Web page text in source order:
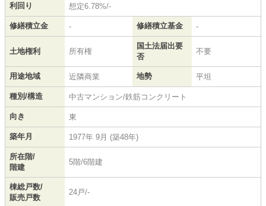
利回り 想定6.78%/-
修繕積立金 - 修繕積立基金 -
土地権利 所有権
国土法届出要
否
不要
用途地域 近隣商業 地勢 平坦
種別/構造 中古マンション/鉄筋コンクリート
向き 東
築年月 1977年 9月 (築48年)
所在階/
階建
5階/6階建
棟総戸数/
販売戸数
24戸/-